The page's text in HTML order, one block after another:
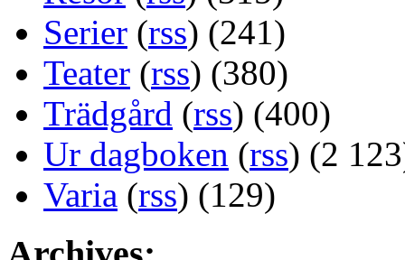
Serier (rss) (241)
Teater (rss) (380)
Trädgård (rss) (400)
Ur dagboken (rss) (2
Varia (rss) (129)